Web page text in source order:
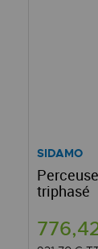
SIDAMO
triphasé